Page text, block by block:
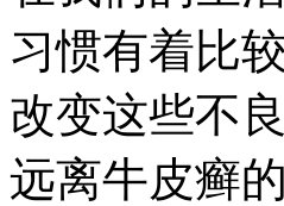
习惯有着比
改变这些不
远离牛皮癣的